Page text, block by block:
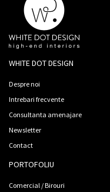
WHITE DOT DESIGN
Despre noi
Intrebari frecvente
Consultanta amenajare
Newsletter
Contact
PORTOFOLIU
Comercial / Birouri